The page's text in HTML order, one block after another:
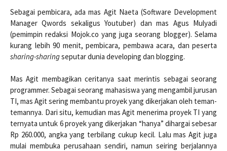
Sebagai pembicara, ada mas Agit Naeta (Software Development
Manager Qwords sekaligus Youtuber) dan mas Agus Mulyadi
(pemimpin redaksi Mojok.co yang juga seorang blogger). Selama
kurang lebih 90 menit, pembicara, pembawa acara, dan peserta
sharing-sharingseputar dunia developing dan blogging.
Mas Agit membagikan ceritanya saat merintis sebagai seorang
programmer. Sebagai seorang mahasiswa yang mengambil jurusan
TI, mas Agit sering membantu proyek yang dikerjakan oleh teman-
temannya. Dari situ, kemudian mas Agit menerima proyek TI yang
ternyata untuk 6 proyek yang dikerjakan “hanya” dihargai sebesar
Rp 260.000, angka yang terbilang cukup kecil. Lalu mas Agit juga
mulai membuka perusahaan sendiri, namun seiring berjalannya